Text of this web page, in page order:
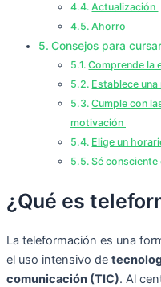
Actualización
Ahorro
Consejos para
Comprende la
Establece
Cumple con
motivación
Elige un
Sé
¿Qué es
La teleformación es una
el uso intensivo de
comunicación (TIC). Al